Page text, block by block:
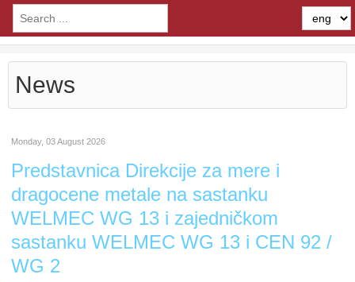
News
Monday, 03 August 2026
Predstavnica Direkcije za mere i
dragocene metale na sastanku
WELMEC WG 13 i zajedničkom
sastanku WELMEC WG 13 i CEN 92 /
WG 2